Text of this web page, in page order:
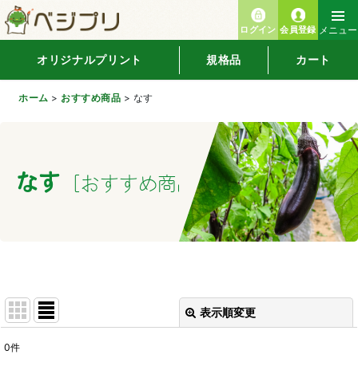
ホーム > おすすめ商品 > なす
ログイン 会員登録 メニュー
オリジナルプリント 規格品 カート
なす おすすめ商品 ]
表示順変更
0件